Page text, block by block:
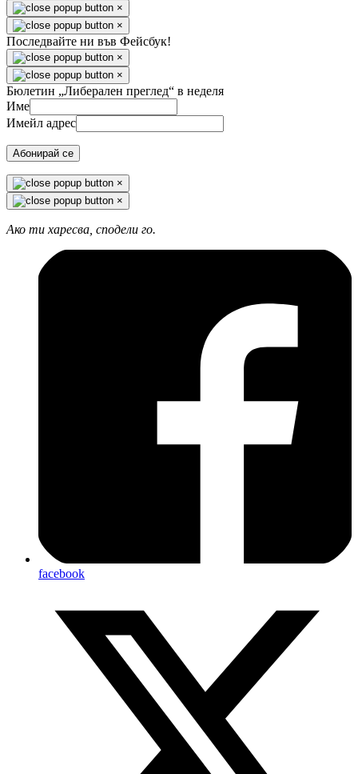
×
×
Последвайте ни във Фейсбук!
×
×
Бюлетин „Либерален преглед“ в неделя
Име
Имейл адрес
Абонирай се
×
×
Ако ти харесва, сподели го.
facebook